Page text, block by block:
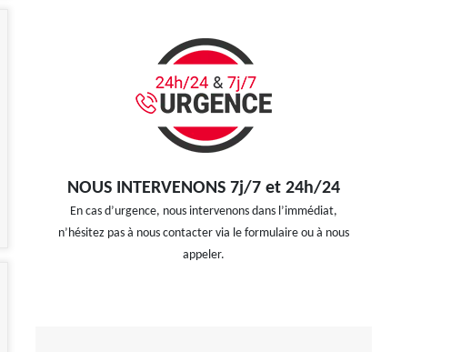
NOUS INTERVENONS 7j/7 et 24h/24
En cas d’urgence, nous intervenons dans l’immédiat,
n’hésitez pas à nous contacter via le formulaire ou à nous
appeler.